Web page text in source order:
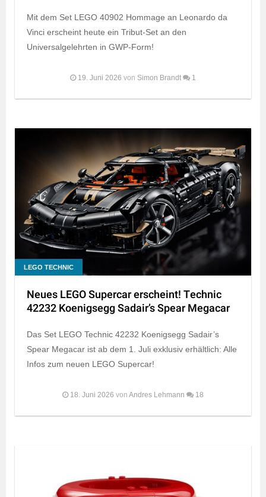
Mit dem Set LEGO 40902 Hommage an Leonardo da
Vinci erscheint heute ein Tribut-Set an den
Universalgelehrten in GWP-Form!
19. Juni 2026 von Simon Brandt 1
LEGO TECHNIC
Neues LEGO Supercar erscheint! Technic
42232 Koenigsegg Sadair’s Spear Megacar
Das Set LEGO Technic 42232 Koenigsegg Sadair’s
Spear Megacar ist ab dem 1. Juli exklusiv erhältlich: Alle
Infos zum neuen LEGO Supercar!
18. Juni 2026 von Andres Lehmann 18